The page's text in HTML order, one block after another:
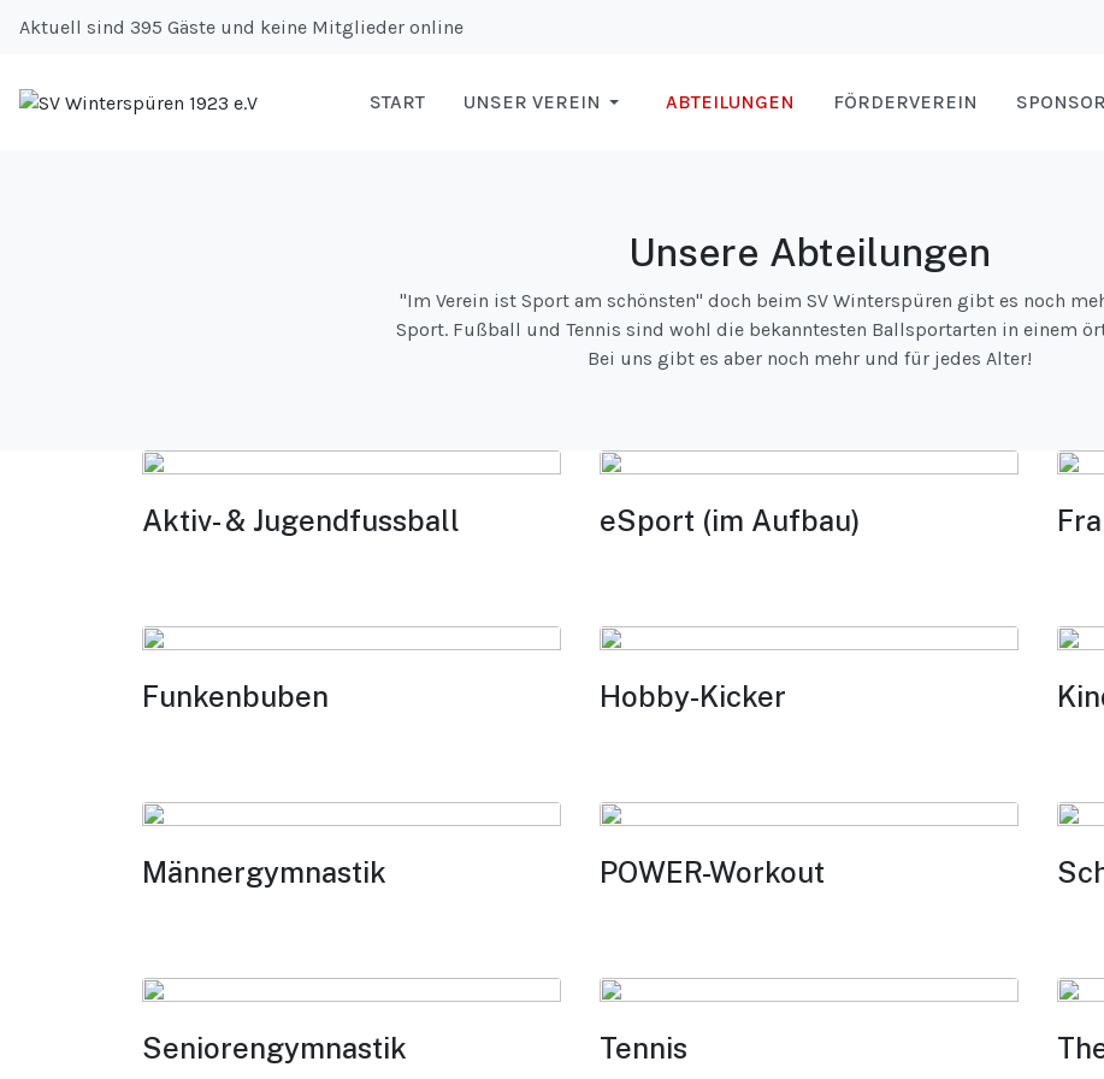
Aktuell sind 395 Gäste und keine Mitglieder online
START UNSER VEREIN ABTEILUNGEN FÖRDERVEREIN
Unsere Abteilungen
"Im Verein ist Sport am schönsten" doch beim SV Winterspüren gibt es noch
Sport. Fußball und Tennis sind wohl die bekanntesten Ballsportarten in einem
Bei uns gibt es aber noch mehr und für jedes Alter!
Aktiv- & Jugendfussball eSport (im Aufbau)
Funkenbuben Hobby-Kicker
Männergymnastik POWER-Workout
Seniorengymnastik Tennis